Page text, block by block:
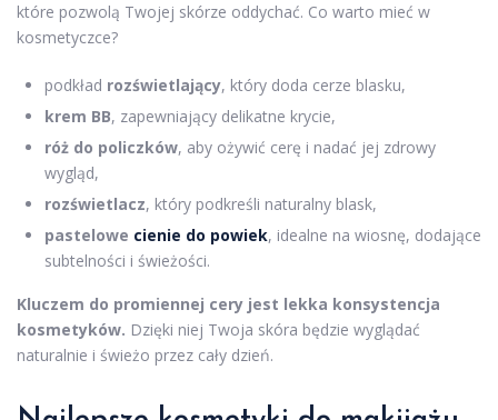
które pozwolą Twojej skórze oddychać. Co warto mieć w
kosmetyczce?
podkład rozświetlający, który doda cerze blasku,
krem BB, zapewniający delikatne krycie,
róż do policzków, aby ożywić cerę i nadać jej zdrowy
wygląd,
rozświetlacz, który podkreśli naturalny blask,
pastelowe cienie do powiek, idealne na wiosnę, dodające
subtelności i świeżości.
Kluczem do promiennej cery jest lekka konsystencja
kosmetyków. Dzięki niej Twoja skóra będzie wyglądać
naturalnie i świeżo przez cały dzień.